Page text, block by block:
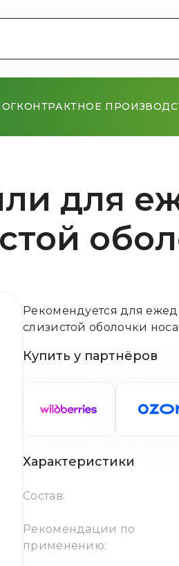
КОНТРАКТНОЕ
для
Рекомендуется для
слизистой оболочки носа.
Купить у партнёров
Характеристики
Состав:
Рекомендации по
применению: